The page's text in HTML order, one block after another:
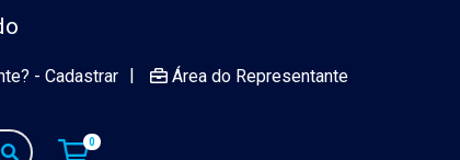
- Cadastrar | Área do Representante
0